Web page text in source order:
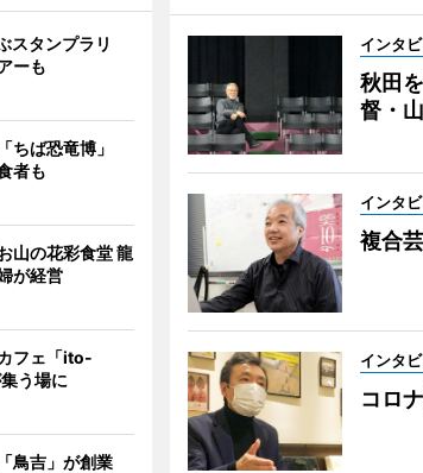
インタ
秋田
督・
インタ
複合
インタ
コロ
スタンプラリ
ーも
ちば恐竜博」
者も
山の花彩食堂 龍
が経営
フェ「ito-
う場に
鳥吉」が創業